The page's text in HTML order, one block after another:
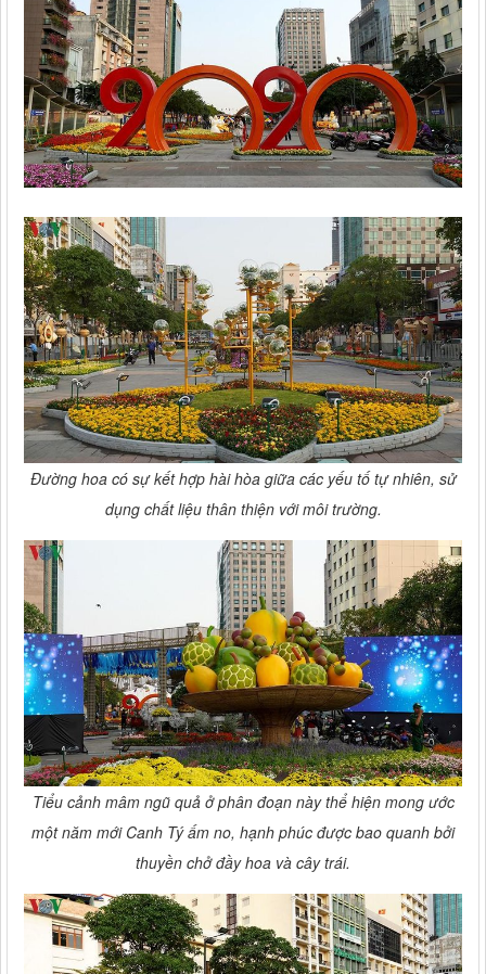
Đường hoa có sự kết hợp hài hòa giữa các yếu tố tự nhiên, sử
dụng chất liệu thân thiện với môi trường.
Tiểu cảnh mâm ngũ quả ở phân đoạn này thể hiện mong ước
một năm mới Canh Tý ấm no, hạnh phúc được bao quanh bởi
thuyền chở đầy hoa và cây trái.